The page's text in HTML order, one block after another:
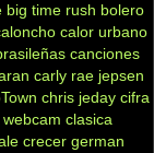
big time rush bolero
calor urbano
canciones
carly rae jepsen
chris jeday cifra
clasica
crecer german